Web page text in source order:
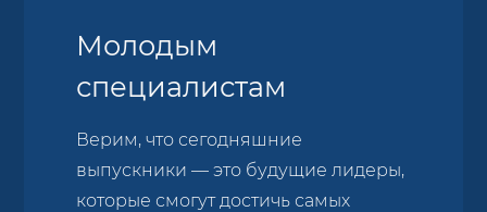
Молодым
специалистам
Верим, что сегодняшние
выпускники — это будущие лидеры,
которые смогут достичь самых